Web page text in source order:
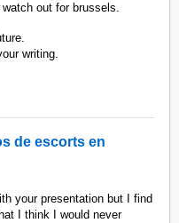
out for brussels.
writing.
de escorts en
your presentation but I find
I think I would never